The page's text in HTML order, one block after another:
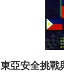
東亞安全挑戰